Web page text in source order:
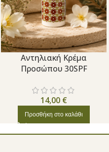
Aντηλιακή Κρέμα
Προσώπου 30SPF
14,00 €
Προσθήκη στο καλάθι